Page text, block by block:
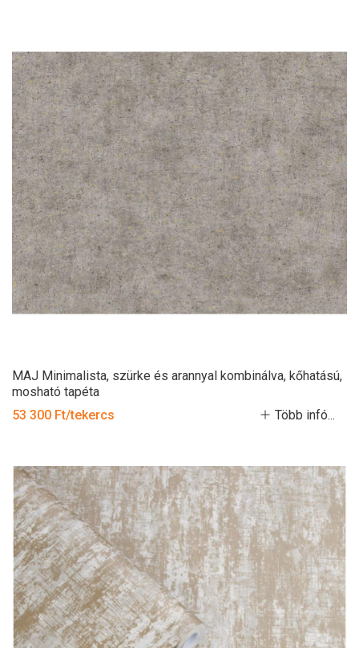
MAJ Minimalista, szürke és arannyal kombinálva, kőhatású,
mosható tapéta
53 300 Ft/tekercs
Több infó...